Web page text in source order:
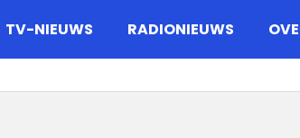
TV-NIEUWS RADIONIEUWS